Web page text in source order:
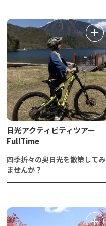
日光アクティビティツアー
FullTime
四季折々の奥日光を散策してみ
ませんか？